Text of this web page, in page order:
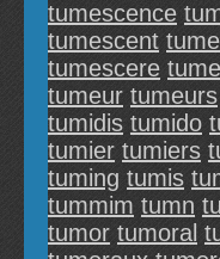
tumescence
tumescent
tumescere
tumeur tumeurs
tumidis tumido
tumier tumiers
tuming tumis
tummim tumn
tumor tumoral